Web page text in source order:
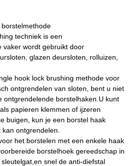
techniek is een
vaker wordt gebruikt door
glazen deursloten, rolluizen,
hook lock brushing methode voor
ontgrendelen van sloten, bent u niet
ontgrendelende borstelhaken.U kunt
papieren klemmen of ijzeren
buigen, kun je een borstel haak
ontgrendelen.
het borstelen met een enkele haak
borstelhoek gereedschap in
snel de anti-diefstal